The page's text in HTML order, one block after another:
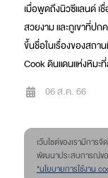
เมื่อพูดถึงนิวซีแลนด์
สวยงาม และภูเขาที่ปก
ขึ้นชื่อในเรื่องของสถา
Cook ดินแดนแห่งหิมะ
06 ส.ค. 66
เว๊บไซต์ของเรามีการ
พัฒนาประสบการณ์ข
"นโยบายการใช้งาน